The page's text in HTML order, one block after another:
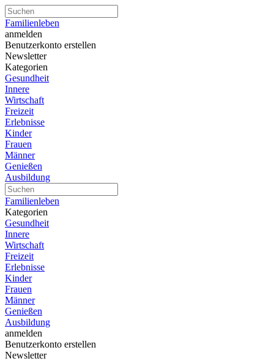
Familienleben
anmelden
Benutzerkonto erstellen
Newsletter
Kategorien
Gesundheit
Innere
Wirtschaft
Freizeit
Erlebnisse
Kinder
Frauen
Männer
Genießen
Ausbildung
Familienleben
Kategorien
Gesundheit
Innere
Wirtschaft
Freizeit
Erlebnisse
Kinder
Frauen
Männer
Genießen
Ausbildung
anmelden
Benutzerkonto erstellen
Newsletter